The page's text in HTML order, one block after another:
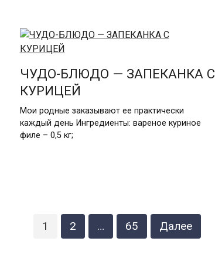
ЧУДО-БЛЮДО — ЗАПЕКАНКА С
КУРИЦЕЙ
Мои родные заказывают ее практически
каждый день Ингредиенты: вареное куриное
филе – 0,5 кг;
1 2 … 65 Далее